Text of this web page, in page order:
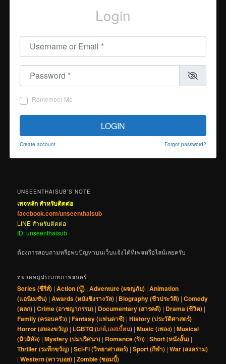
Login
Username or Email
Password
Remember Me
LOGIN
Create account Forgot password?
UNSEENTHAISUB’S NOTE
เพจหลัก สำหรับติดต่อ
facebook.com/unseenthaisub
LINE สำหรับติดต่อ
ID: unseenthaisub
ต้องการสอบถามหรือพบปัญหาบนเว็บแจ้งได้ที่เพจหรือไลน์เลยครับ
หมวดหมู่ประเภทภาพยนตร์
Series (ซีรีส์) |Action (บู๊) |Adventure (ผจญภัย) |Animation
(แอนิเมชัน) |Awards (หนังชิงรางวัล) | Biography (ชีวประวัติ) |Comedy
(ตลก) |Crime (อาชญากรรม) | Documentary (สารคดี) | Drama (ชีวิต) |
Family (ครอบครัว) |Fantasy (แฟนตาซี) |History (ประวัติศาสตร์) |
Horror (สยองขวัญ) | LGBTQ (เกย์,เลสเบี้ยน) |Music (เพลง) |Musical
(มิวสิคัล) |Mystery (ปมปริศนา) | Romance (รัก) |Short (หนังสั้น) |
Thriller (ระทึกขวัญ) |Sci-Fi (วิทยาศาสตร์) |Sport (กีฬา) |War (สงคราม)
|Western (คาวบอย) |Zombie (ซอมบี้)